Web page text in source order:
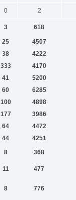
0 2
3 618
25 4507
38 4222
333 4170
41 5200
60 6285
100 4898
177 3986
64 4472
44 4251
8 368
11 477
8 776